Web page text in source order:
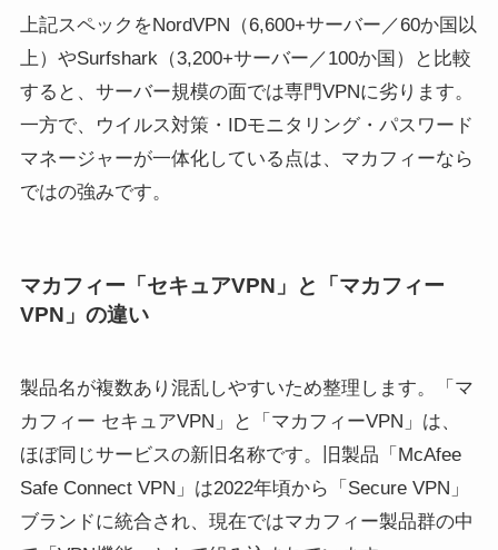
上記スペックをNordVPN（6,600+サーバー／60か国以
上）やSurfshark（3,200+サーバー／100か国）と比較
すると、サーバー規模の面では専門VPNに劣ります。
一方で、ウイルス対策・IDモニタリング・パスワード
マネージャーが一体化している点は、マカフィーなら
ではの強みです。
マカフィー「セキュアVPN」と「マカフィー
VPN」の違い
製品名が複数あり混乱しやすいため整理します。「マ
カフィー セキュアVPN」と「マカフィーVPN」は、
ほぼ同じサービスの新旧名称です。旧製品「McAfee
Safe Connect VPN」は2022年頃から「Secure VPN」
ブランドに統合され、現在ではマカフィー製品群の中